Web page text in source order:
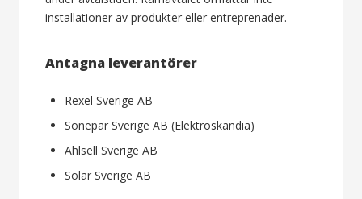
installationer av produkter eller entreprenader.
Antagna leverantörer
Rexel Sverige AB
Sonepar Sverige AB (Elektroskandia)
Ahlsell Sverige AB
Solar Sverige AB